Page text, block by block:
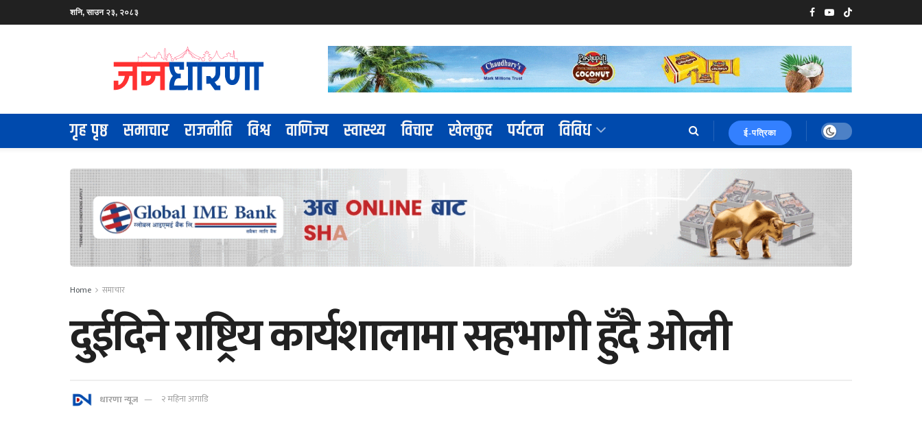
शनि, साउन २३, २०८३
गृह पृष्ठ समाचार राजनीति विश्व वाणिज्य स्वास्थ्य विचार खेलकुद पर्यटन विविध ई-पत्रिका
Home समाचार
दुईदिने राष्ट्रिय कार्यशालामा सहभागी हुँदै ओली
धारणा न्यूज २ महिना अगाडि